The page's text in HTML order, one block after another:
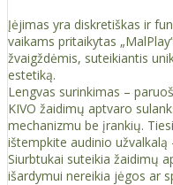
Įėjimas yra diskretiškas ir
vaikams pritaikytas
žvaigždėmis, suteikiantis
estetiką.
Lengvas surinkimas –
KIVO žaidimų aptvaro
mechanizmu be įrankių.
ištempkite audinio užvalkalą
Siurbtukai suteikia žaidimų
išardymui nereikia jėgos ar